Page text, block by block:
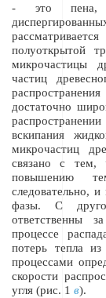
- это пена,
полуоткрытой
микрочастицы
частиц
достаточно
вскипания
микрочастиц
связано с тем,
повышению
следовательно,
фазы. С
ответственны
процессе
потерь тепла
процессами
скорости
угля (рис. 1 в).